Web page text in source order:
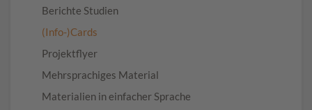
Berichte Studien
(Info-)Cards
Projektflyer
Mehrsprachiges Material
Materialien in einfacher Sprache